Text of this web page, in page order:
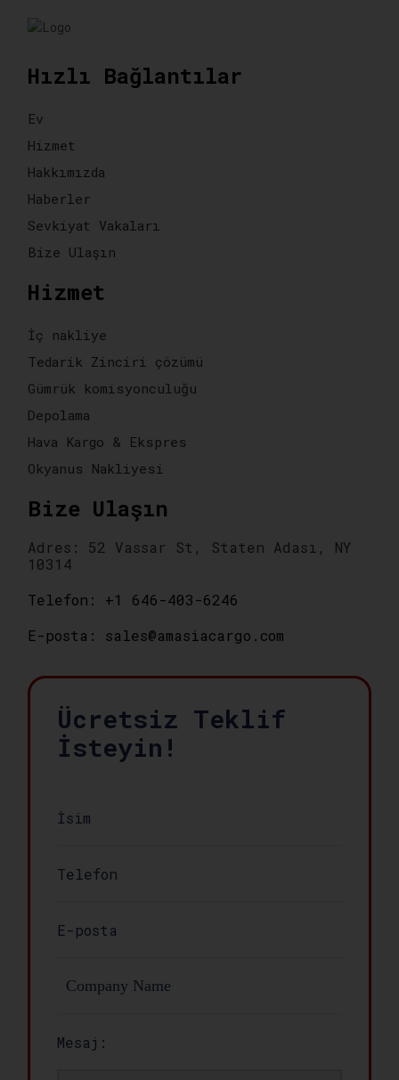
Hızlı Bağlantılar
Ev
Hizmet
Hakkımızda
Haberler
Sevkiyat Vakaları
Bize Ulaşın
Hizmet
İç nakliye
Tedarik Zinciri çözümü
Gümrük komisyonculuğu
Depolama
Hava Kargo & Ekspres
Okyanus Nakliyesi
Bize Ulaşın
Adres: 52 Vassar St, Staten Adası, NY
10314
Telefon: +1 646-403-6246
E-posta: sales@amasiacargo.com
Ücretsiz Teklif
İsteyin!
Mesaj: